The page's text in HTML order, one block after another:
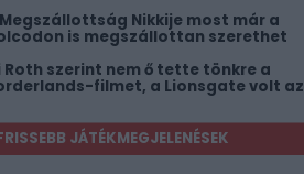
Nikkije most már a
is megszállottan szerethet
Roth szerint nem ő tette tönkre a
filmet, a Lionsgate volt az
JÁTÉKMEGJELENÉSEK